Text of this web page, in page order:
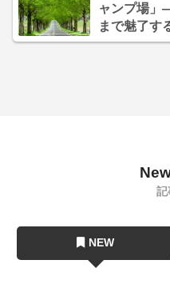
ャンプ場」
まで魅了す
記
NEW